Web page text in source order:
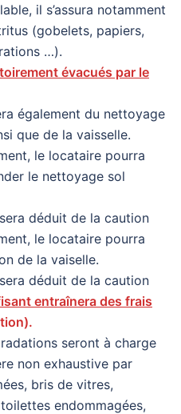
il s’assura notamment
(gobelets, papiers,
…).
évacués par le
également du nettoyage
que de la vaisselle.
le locataire pourra
le nettoyage sol
déduit de la caution
le locataire pourra
de la vaiselle.
déduit de la caution
entraînera des frais
seront à charge
non exhaustive par
bris de vitres,
endommagées,